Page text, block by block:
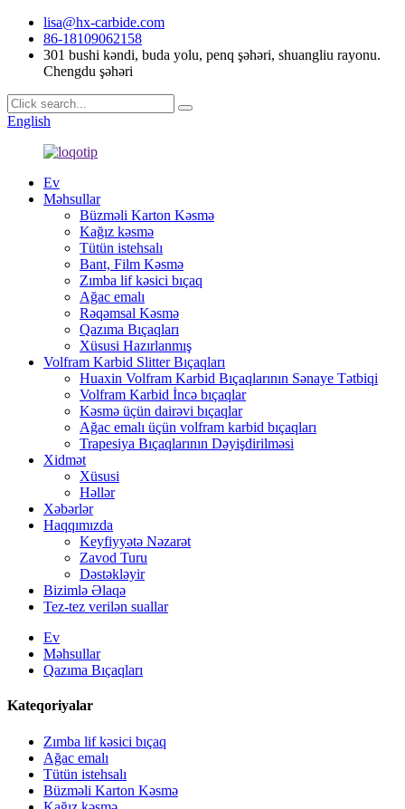
lisa@hx-carbide.com
86-18109062158
301 bushi kəndi, buda yolu, penq şəhəri, shuangliu rayonu.
Chengdu şəhəri
English
Ev
Məhsullar
Büzməli Karton Kəsmə
Kağız kəsmə
Tütün istehsalı
Bant, Film Kəsmə
Zımba lif kəsici bıçaq
Ağac emalı
Rəqəmsal Kəsmə
Qazıma Bıçaqları
Xüsusi Hazırlanmış
Volfram Karbid Slitter Bıçaqları
Huaxin Volfram Karbid Bıçaqlarının Sənaye Tətbiqi
Volfram Karbid İncə bıçaqlar
Kəsmə üçün dairəvi bıçaqlar
Ağac emalı üçün volfram karbid bıçaqları
Trapesiya Bıçaqlarının Dəyişdirilməsi
Xidmət
Xüsusi
Həllər
Xəbərlər
Haqqımızda
Keyfiyyətə Nəzarət
Zavod Turu
Dəstəkləyir
Bizimlə Əlaqə
Tez-tez verilən suallar
Ev
Məhsullar
Qazıma Bıçaqları
Kateqoriyalar
Zımba lif kəsici bıçaq
Ağac emalı
Tütün istehsalı
Büzməli Karton Kəsmə